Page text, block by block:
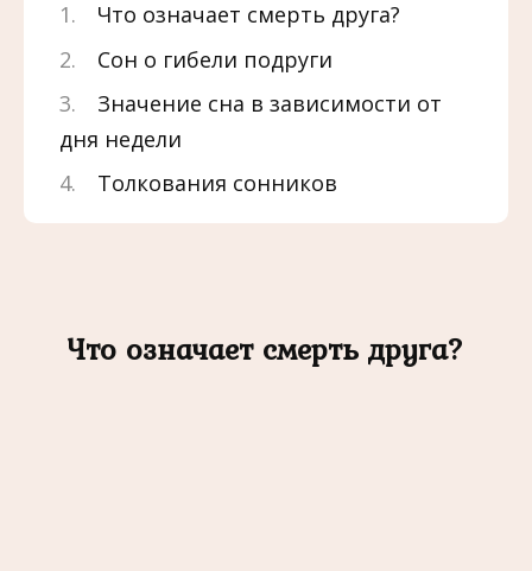
Что означает смерть друга?
Сон о гибели подруги
Значение сна в зависимости от
дня недели
Толкования сонников
Что означает смерть друга?